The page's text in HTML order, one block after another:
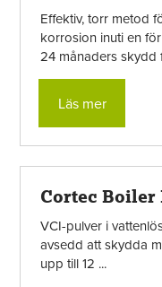
Effektiv, torr metod
korrosion inuti en
24 månaders skydd
Läs mer
Cortec
VCI-pulver i
avsedd att skydda
upp till 12 ...